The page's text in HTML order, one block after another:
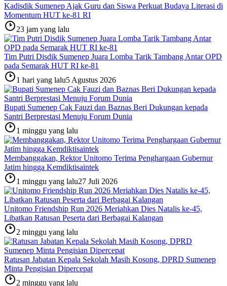
Kadisdik Sumenep Ajak Guru dan Siswa Perkuat Budaya Literasi di
Momentum HUT ke-81 RI
23 jam yang lalu
Tim Putri Disdik Sumenep Juara Lomba Tarik Tambang Antar OPD
pada Semarak HUT RI ke-81
1 hari yang lalu5 Agustus 2026
Bupati Sumenep Cak Fauzi dan Baznas Beri Dukungan kepada
Santri Berprestasi Menuju Forum Dunia
1 minggu yang lalu
Membanggakan, Rektor Unitomo Terima Penghargaan Gubernur
Jatim hingga Kemdiktisaintek
1 minggu yang lalu27 Juli 2026
Unitomo Friendship Run 2026 Meriahkan Dies Natalis ke-45,
Libatkan Ratusan Peserta dari Berbagai Kalangan
2 minggu yang lalu
Ratusan Jabatan Kepala Sekolah Masih Kosong, DPRD Sumenep
Minta Pengisian Dipercepat
2 minggu yang lalu